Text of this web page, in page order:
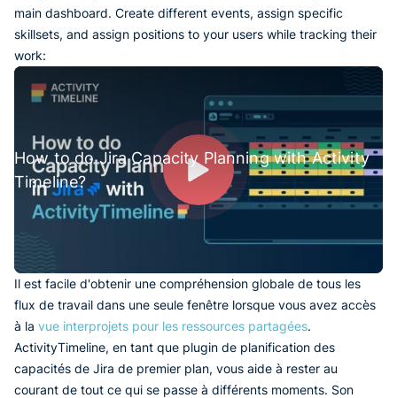
main dashboard. Create different events, assign specific
skillsets, and assign positions to your users while tracking their
work:
How to do Jira Capacity Planning with Activity
Timeline?
Il est facile d'obtenir une compréhension globale de tous les
flux de travail dans une seule fenêtre lorsque vous avez accès
à la vue interprojets pour les ressources partagées.
ActivityTimeline, en tant que plugin de planification des
capacités de Jira de premier plan, vous aide à rester au
courant de tout ce qui se passe à différents moments. Son